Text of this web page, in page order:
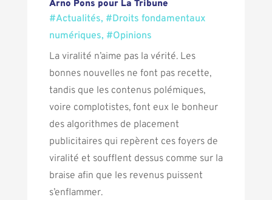
Arno Pons pour La Tribune
#Actualités, #Droits fondamentaux
numériques, #Opinions
La viralité n’aime pas la vérité. Les
bonnes nouvelles ne font pas recette,
tandis que les contenus polémiques,
voire complotistes, font eux le bonheur
des algorithmes de placement
publicitaires qui repèrent ces foyers de
viralité et soufflent dessus comme sur la
braise afin que les revenus puissent
s’enflammer.